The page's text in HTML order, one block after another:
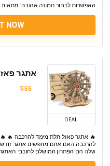
האפשרות לבחור תמונה אהובה: מתאים
NOW
DEAL
אתגר
$55
להרכבה האם אתם מחפשים אתגר חדש
שלנו הם הפתרון המושלם לחובבי האתגרים!